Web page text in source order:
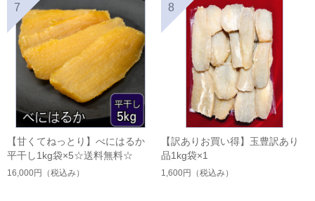
7
【甘くてねっとり】べにはるか
平干し1kg袋×5☆送料無料☆
16,000円 （税込み）
8
【訳ありお買い得】玉豊訳あり
品1kg袋×1
1,600円 （税込み）